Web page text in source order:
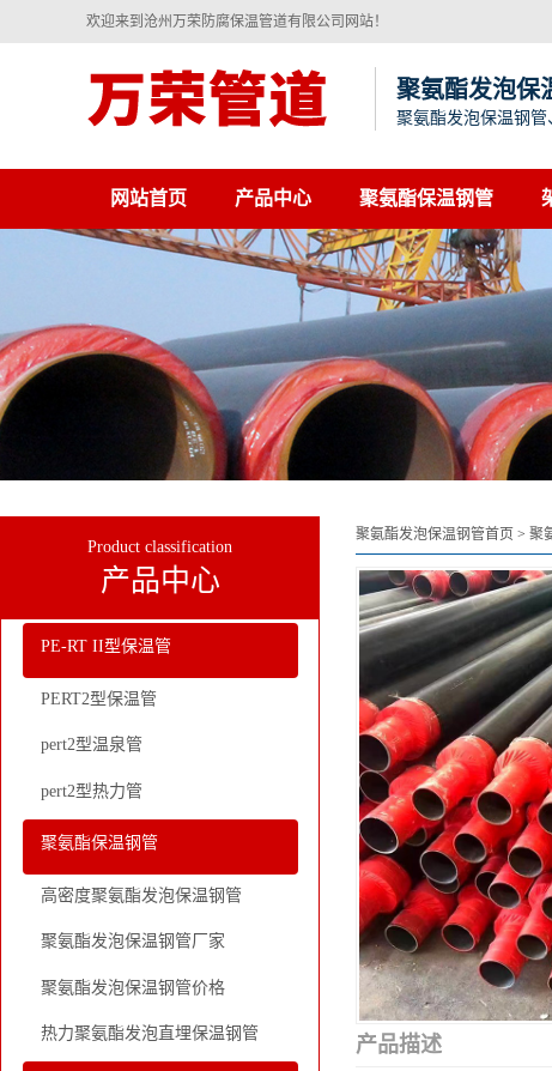
欢迎来到沧州万荣防腐保温管道有限公司网站！
聚氨酯发泡保
聚氨酯发泡保温钢
网站首页 产品中心 聚氨酯保温钢管
Product classification
产品中心
PE-RT II型保温管
PERT2型保温管
pert2型温泉管
pert2型热力管
聚氨酯保温钢管
高密度聚氨酯发泡保温钢管
聚氨酯发泡保温钢管厂家
聚氨酯发泡保温钢管价格
热力聚氨酯发泡直埋保温钢管
聚氨酯发泡保温钢管首页 > 聚
产品描述